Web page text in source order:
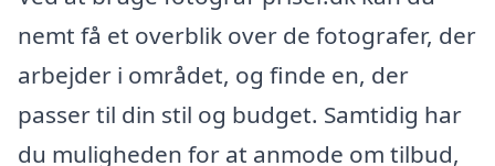
nemt få et overblik over de fotografer, der
arbejder i området, og finde en, der
passer til din stil og budget. Samtidig har
du muligheden for at anmode om tilbud,